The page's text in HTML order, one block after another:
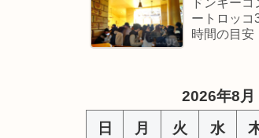
ートロッコ
時間の目安
2026年8月
日
月 火 水